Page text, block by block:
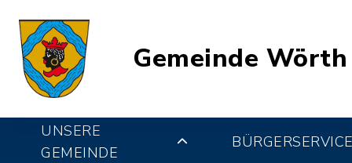
Gemeinde Wörth
UNSERE
GEMEINDE